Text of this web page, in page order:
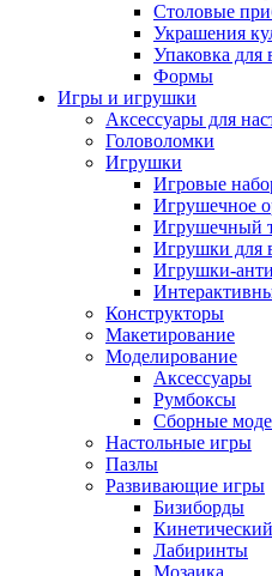
Столовые
Украшения
Упаковка для
Формы
Игры и игрушки
Аксессуары для
Головоломки
Игрушки
Игровые
Игрушечное
Игрушечный
Игрушки для
Игрушки-
Конструкторы
Макетирование
Моделирование
Аксессуары
Румбоксы
Сборные
Настольные игры
Пазлы
Развивающие игры
Бизиборды
Лабиринты
Мозаика